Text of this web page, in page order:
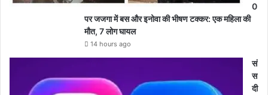
0
पर जजगा में बस और इनोवा की भीषण टक्कर: एक महिला की
मौत, 7 लोग घायल
14 hours ago
सं
स
दी